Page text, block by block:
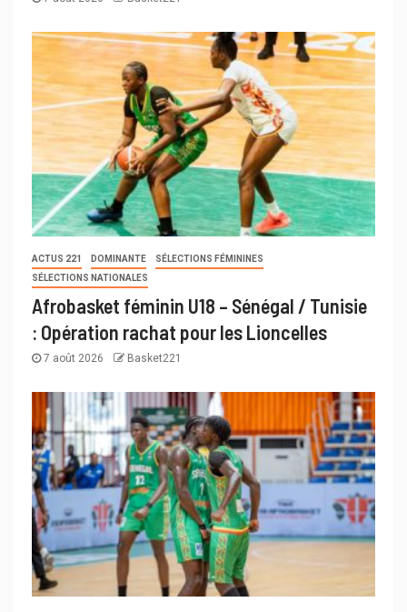
ACTUS 221 DOMINANTE
SÉLECTIONS FÉMININES
SÉLECTIONS NATIONALES
Afrobasket féminin U18 – Sénégal / Tunisie
: Opération rachat pour les Lioncelles
7 août 2026 Basket221